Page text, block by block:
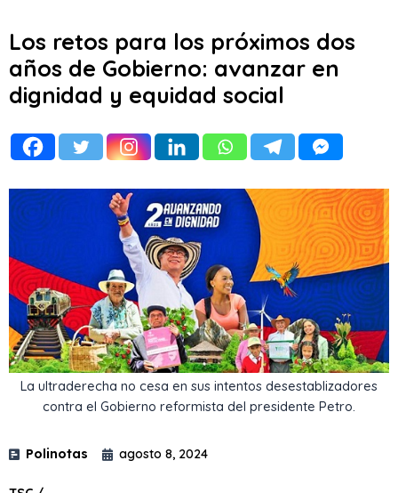
Los retos para los próximos dos
años de Gobierno: avanzar en
dignidad y equidad social
La ultraderecha no cesa en sus intentos desestablizadores
contra el Gobierno reformista del presidente Petro.
Polinotas agosto 8, 2024